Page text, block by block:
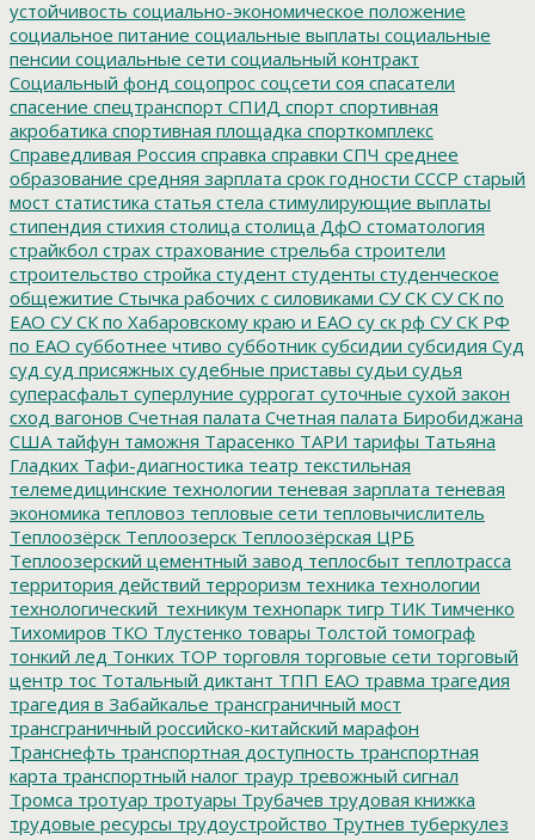
устойчивость социально-экономическое положение
социальное питание социальные выплаты социальные
пенсии социальные сети социальный контракт
Социальный фонд соцопрос соцсети соя спасатели
спасение спецтранспорт СПИД спорт спортивная
акробатика спортивная площадка спорткомплекс
Справедливая Россия справка справки СПЧ среднее
образование средняя зарплата срок годности СССР старый
мост статистика статья стела стимулирующие выплаты
стипендия стихия столица столица ДфО стоматология
страйкбол страх страхование стрельба строители
строительство стройка студент студенты студенческое
общежитие Стычка рабочих с силовиками СУ СК СУ СК по
ЕАО СУ СК по Хабаровскому краю и ЕАО су ск рф СУ СК РФ
по ЕАО субботнее чтиво субботник субсидии субсидия Суд
суд суд присяжных судебные приставы судьи судья
суперасфальт суперлуние суррогат суточные сухой закон
сход вагонов Счетная палата Счетная палата Биробиджана
США тайфун таможня Тарасенко ТАРИ тарифы Татьяна
Гладких Тафи-диагностика театр текстильная
телемедицинские технологии теневая зарплата теневая
экономика тепловоз тепловые сети тепловычислитель
Теплоозёрск Теплоозерск Теплоозёрская ЦРБ
Теплоозерский цементный завод теплосбыт теплотрасса
территория действий терроризм техника технологии
технологический_техникум технопарк тигр ТИК Тимченко
Тихомиров ТКО Тлустенко товары Толстой томограф
тонкий лед Тонких ТОР торговля торговые сети торговый
центр тос Тотальный диктант ТПП ЕАО травма трагедия
трагедия в Забайкалье трансграничный мост
трансграничный российско-китайский марафон
Транснефть транспортная доступность транспортная
карта транспортный налог траур тревожный сигнал
Тромса тротуар тротуары Трубачев трудовая книжка
трудовые ресурсы трудоустройство Трутнев туберкулез